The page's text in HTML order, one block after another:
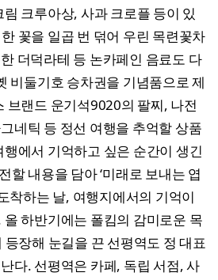
크루아상, 사과 크로플 등이 있
꽃을 일곱 번 덖어 우린 목련꽃차
더덕라테 등 논카페인 음료도 다
비둘기호 승차권을 기념품으로 제
브랜드 운기석9020의 팔찌, 나전
네틱 등 정선 여행을 추억할 상품
에서 기억하고 싶은 순간이 생긴
할 내용을 담아 ‘미래로 보내는 엽
착하는 날, 여행지에서의 기억이
하반기에는 폴킴의 감미로운 목
등장해 눈길을 끈 선평역도 정 대표
다. 선평역은 카페, 독립 서점, 사